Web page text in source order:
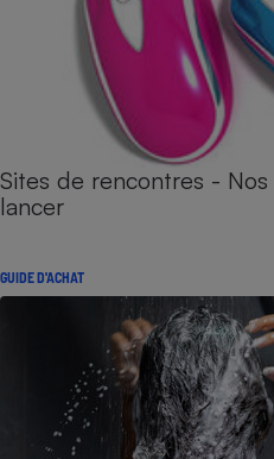
Sites de rencontres -
lancer
GUIDE D'ACHAT